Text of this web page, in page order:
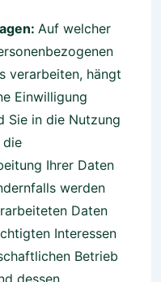
Auf welcher
verarbeiten, hängt
Einwilligung
Sie in die Nutzung
die
Ihrer Daten
werden
Daten
Interessen
Betrieb
dessen